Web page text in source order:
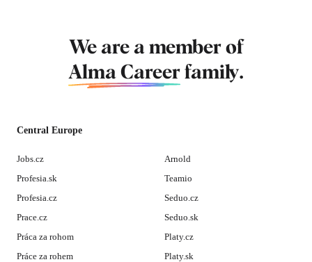
We are a member of
Alma Career family.
Central Europe
Jobs.cz
Profesia.sk
Profesia.cz
Prace.cz
Práca za rohom
Práce za rohem
Arnold
Teamio
Seduo.cz
Seduo.sk
Platy.cz
Platy.sk